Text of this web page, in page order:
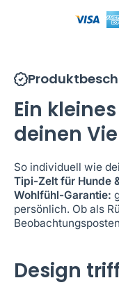
Ein
deinen
So individuell wie
Tipi-Zelt für Hunde
Wohlfühl-Garantie:
persönlich. Ob als
Design